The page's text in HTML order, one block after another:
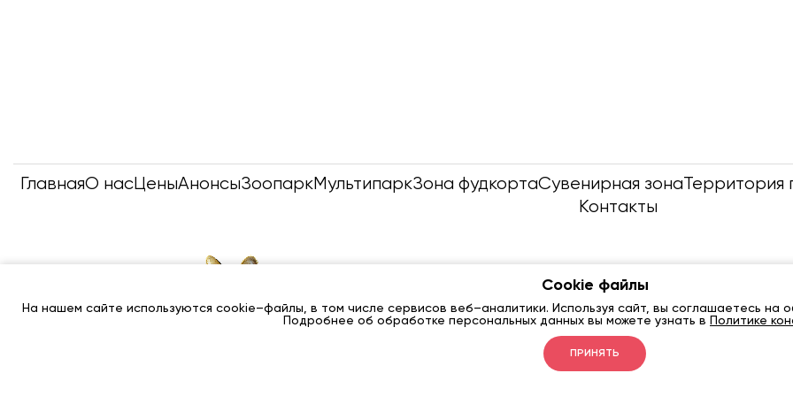
ГлавнаяО насЦеныАнонсыЗоопаркМультипаркЗона фудкортаСувенирная зонаТерритория
Контакты
Cookie файлы
На нашем сайте используются cookie–файлы, в том числе сервисов веб–аналитики. Используя сайт, вы соглашаетесь
Подробнее об обработке персональных данных вы можете узнать в Политике
ПРИНЯТЬ